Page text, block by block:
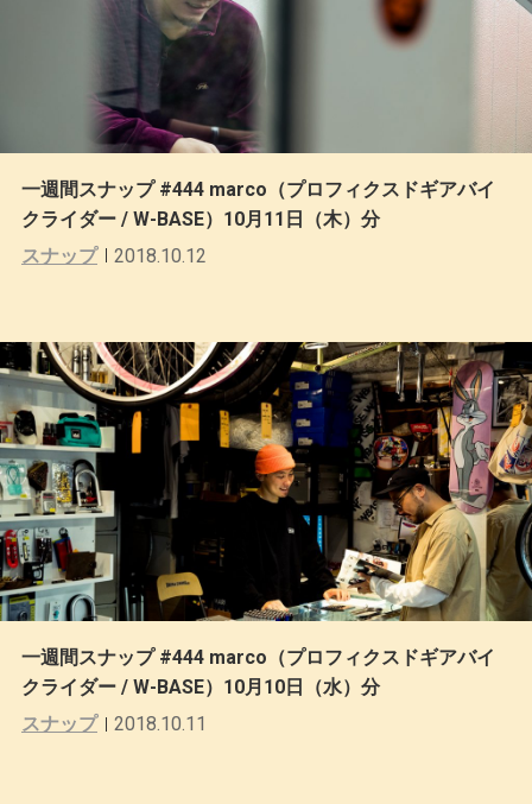
一週間スナップ #444 marco（プロフィクスドギアバイ
クライダー / W-BASE）10月11日（木）分
スナップ
2018.10.12
一週間スナップ #444 marco（プロフィクスドギアバイ
クライダー / W-BASE）10月10日（水）分
スナップ
2018.10.11